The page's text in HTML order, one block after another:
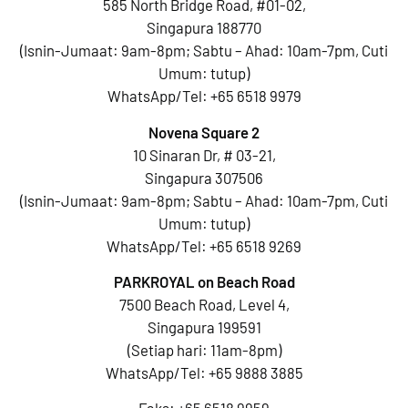
585 North Bridge Road, #01-02,
Singapura 188770
(Isnin-Jumaat: 9am-8pm; Sabtu – Ahad: 10am-7pm, Cuti
Umum: tutup)
WhatsApp/Tel: +65 6518 9979
Novena Square 2
10 Sinaran Dr, # 03-21,
Singapura 307506
(Isnin-Jumaat: 9am-8pm; Sabtu – Ahad: 10am-7pm, Cuti
Umum: tutup)
WhatsApp/Tel: +65 6518 9269
PARKROYAL on Beach Road
7500 Beach Road, Level 4,
Singapura 199591
(Setiap hari: 11am-8pm)
WhatsApp/Tel: +65 9888 3885